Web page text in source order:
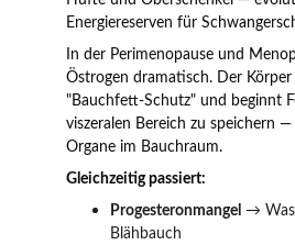
Energiereserven für
In der Perimenopause und
Östrogen dramatisch. Der Körper
"Bauchfett-Schutz" und beginnt
viszeralen Bereich zu speichern
Organe im Bauchraum.
Gleichzeitig passiert:
Progesteronmangel →
Blähbauch